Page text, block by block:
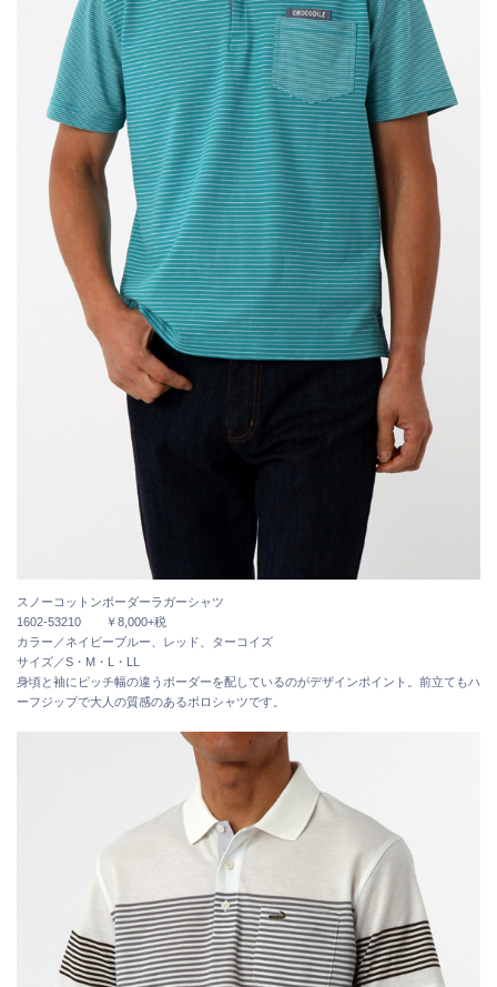
スノーコットンボーダーラガーシャツ
1602-53210 ￥8,000+税
カラー／ネイビーブルー、レッド、ターコイズ
サイズ／S・M・L・LL
身頃と袖にピッチ幅の違うボーダーを配しているのがデザインポイント。前立てもハ
ーフジップで大人の質感のあるポロシャツです。